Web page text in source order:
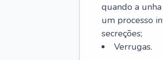
quando a
um processo
secreções;
Verrugas.